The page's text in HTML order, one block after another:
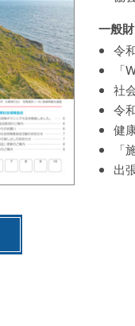
一般
令
「
社
令
健
「
出